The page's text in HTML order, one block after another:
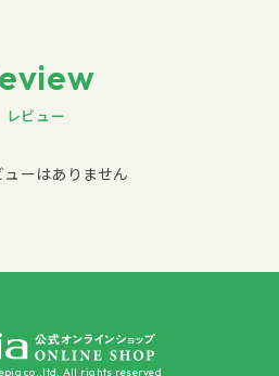
レビュー
ューはありません
co.,ltd. All rights reserved